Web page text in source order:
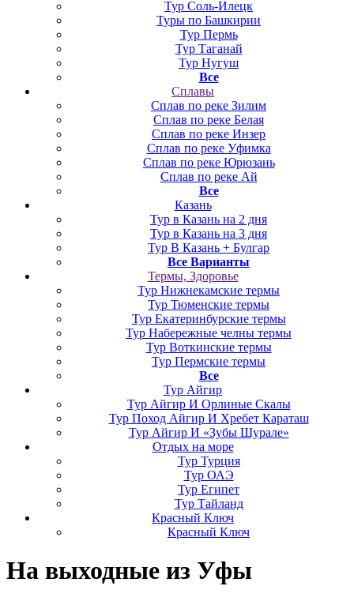
Тур Соль-Илецк
Туры по Башкирии
Тур Пермь
Тур Таганай
Тур Нугуш
Все
Сплавы
Сплав по реке Зилим
Сплав по реке Белая
Сплав по реке Инзер
Сплав по реке Уфимка
Сплав по реке Юрюзань
Сплав по реке Ай
Все
Казань
Тур в Казань на 2 дня
Тур в Казань на 3 дня
Тур В Казань + Булгар
Все Варианты
Термы, Здоровье
Тур Нижнекамские термы
Тур Тюменские термы
Тур Екатеринбурские термы
Тур Набережные челны термы
Тур Воткинские термы
Тур Пермские термы
Все
Тур Айгир
Тур Айгир И Орлиные Скалы
Тур Поход Айгир И Хребет Караташ
Тур Айгир И «Зубы Шурале»
Отдых на море
Тур Турция
Тур ОАЭ
Тур Египет
Тур Тайланд
Красный Ключ
Красный Ключ
На выходные из Уфы